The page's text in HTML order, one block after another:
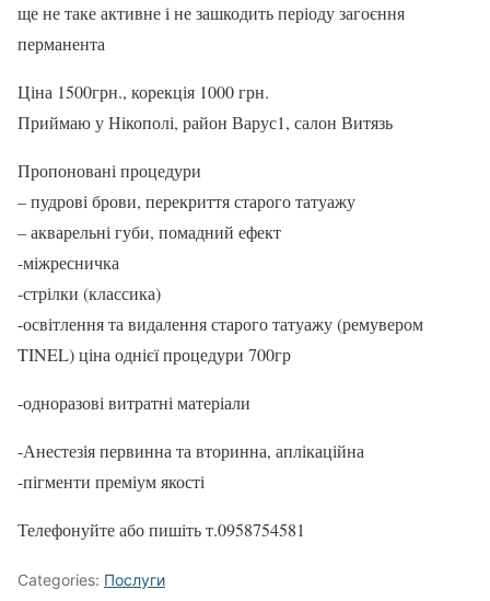
ще не таке активне і не зашкодить періоду загоєння
перманента
Ціна 1500грн., корекція 1000 грн.
Приймаю у Нікополі, район Варус1, салон Витязь
Пропоновані процедури
– пудрові брови, перекриття старого татуажу
– акварельні губи, помадний ефект
-міжресничка
-стрілки (классика)
-освітлення та видалення старого татуажу (ремувером
TINEL) ціна однієї процедури 700гр
-одноразові витратні матеріали
-Анестезія первинна та вторинна, аплікаційна
-пігменти преміум якості
Телефонуйте або пишіть т.0958754581
Categories: Послуги